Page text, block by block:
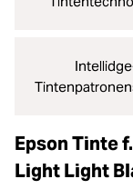
Epson Tinte
Light Light